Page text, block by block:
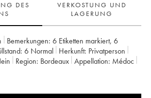
DES
VERKOSTUNG UND
LAGERUNG
Bemerkungen: 6 Etiketten markiert, 6
6 Normal Herkunft:
privatperson
nein Region: Bordeaux Appellation:
Médoc